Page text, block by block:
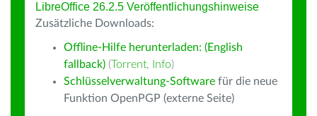
LibreOffice 26.2.5 Veröffentlichungshinweise
Zusätzliche Downloads:
Offline-Hilfe herunterladen: (English
fallback) (Torrent, Info)
Schlüsselverwaltung-Software für die neue
Funktion OpenPGP (externe Seite)